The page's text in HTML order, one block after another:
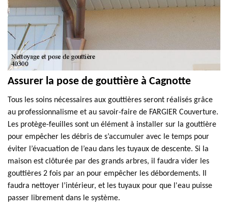
Assurer la pose de gouttière à Cagnotte
Tous les soins nécessaires aux gouttières seront réalisés grâce
au professionnalisme et au savoir-faire de FARGIER Couverture.
Les protège-feuilles sont un élément à installer sur la gouttière
pour empêcher les débris de s’accumuler avec le temps pour
éviter l’évacuation de l’eau dans les tuyaux de descente. Si la
maison est clôturée par des grands arbres, il faudra vider les
gouttières 2 fois par an pour empêcher les débordements. Il
faudra nettoyer l’intérieur, et les tuyaux pour que l'eau puisse
passer librement dans le système.